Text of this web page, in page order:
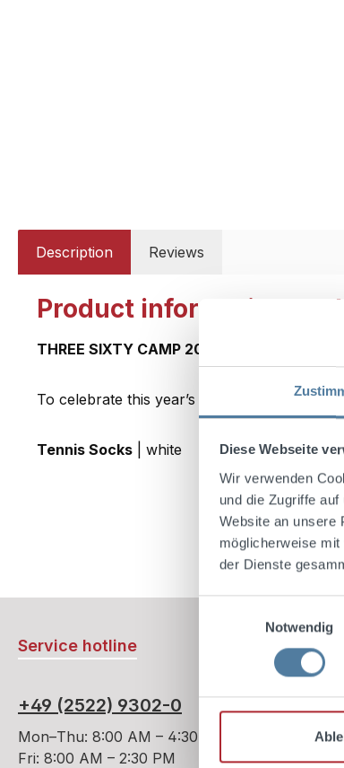
Diese Webseite
Wir verwenden
und die Zugriffe
Website an unsere
möglicherweise
der Dienste
Notwendig
Description Reviews
Product information
THREE SIXTY CAMP 2023 MERCHANDISE
To celebrate this year’s THREE SIXTY
Tennis Socks | white
Service hotline
+49 (2522) 9302-0
Mon–Thu: 8:00 AM – 4:30 PM
Fri: 8:00 AM – 2:30 PM